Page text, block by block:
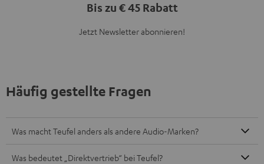
Bis zu € 45 Rabatt
Jetzt Newsletter abonnieren!
Häufig gestellte Fragen
Was macht Teufel anders als andere Audio-Marken?
Was bedeutet „Direktvertrieb“ bei Teufel?